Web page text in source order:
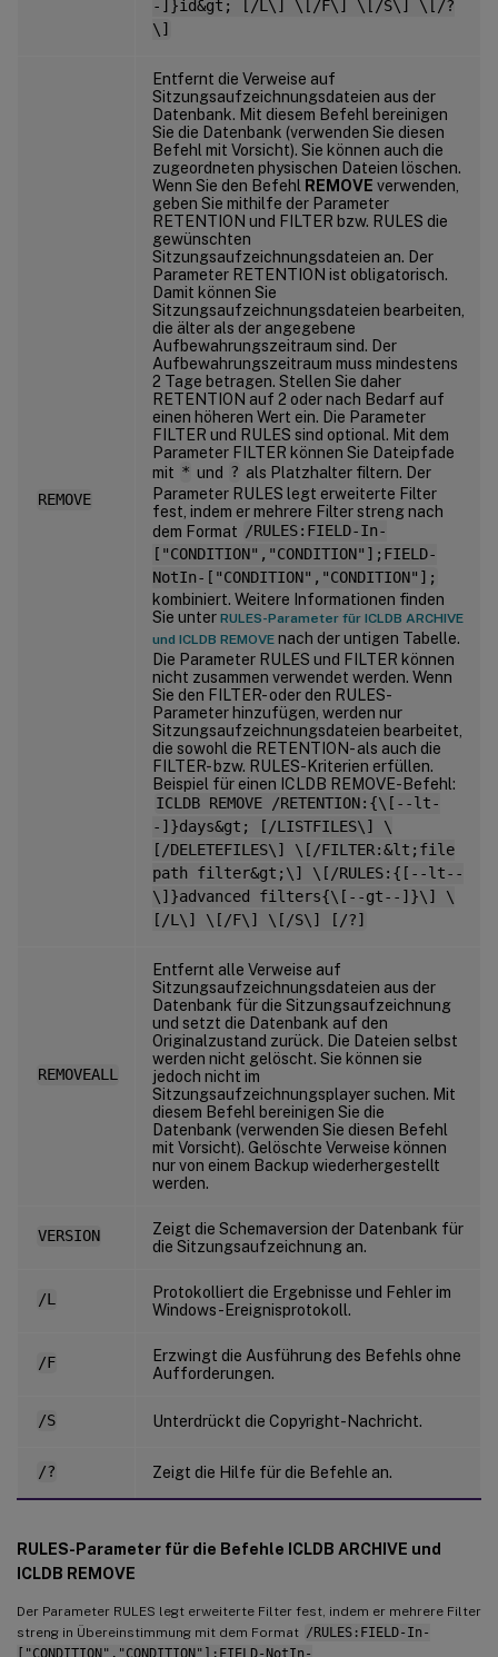
-]}id&gt; [/L\] \[/F\] \[/S\] \[/?
\]
REMOVE
Entfernt die Verweise auf
Sitzungsaufzeichnungsdateien aus der
Datenbank. Mit diesem Befehl bereinigen
Sie die Datenbank (verwenden Sie diesen
Befehl mit Vorsicht). Sie können auch die
zugeordneten physischen Dateien löschen.
Wenn Sie den Befehl REMOVE verwenden,
geben Sie mithilfe der Parameter
RETENTION und FILTER bzw. RULES die
gewünschten
Sitzungsaufzeichnungsdateien an. Der
Parameter RETENTION ist obligatorisch.
Damit können Sie
Sitzungsaufzeichnungsdateien bearbeiten,
die älter als der angegebene
Aufbewahrungszeitraum sind. Der
Aufbewahrungszeitraum muss mindestens
2 Tage betragen. Stellen Sie daher
RETENTION auf 2 oder nach Bedarf auf
einen höheren Wert ein. Die Parameter
FILTER und RULES sind optional. Mit dem
Parameter FILTER können Sie Dateipfade
mit * und ? als Platzhalter filtern. Der
Parameter RULES legt erweiterte Filter
fest, indem er mehrere Filter streng nach
dem Format /RULES:FIELD-In-
["CONDITION","CONDITION"];FIELD-
NotIn-["CONDITION","CONDITION"];
kombiniert. Weitere Informationen finden
Sie unter RULES-Parameter für ICLDB ARCHIVE
und ICLDB REMOVE nach der untigen Tabelle.
Die Parameter RULES und FILTER können
nicht zusammen verwendet werden. Wenn
Sie den FILTER- oder den RULES-
Parameter hinzufügen, werden nur
Sitzungsaufzeichnungsdateien bearbeitet,
die sowohl die RETENTION- als auch die
FILTER- bzw. RULES-Kriterien erfüllen.
Beispiel für einen ICLDB REMOVE-Befehl:
ICLDB REMOVE /RETENTION:{\[--lt-
-]}days&gt; [/LISTFILES\] \
[/DELETEFILES\] \[/FILTER:&lt;file
path filter&gt;\] \[/RULES:{[--lt--
\]}advanced filters{\[--gt--]}\] \
[/L\] \[/F\] \[/S\] [/?]
REMOVEALL
Entfernt alle Verweise auf
Sitzungsaufzeichnungsdateien aus der
Datenbank für die Sitzungsaufzeichnung
und setzt die Datenbank auf den
Originalzustand zurück. Die Dateien selbst
werden nicht gelöscht. Sie können sie
jedoch nicht im
Sitzungsaufzeichnungsplayer suchen. Mit
diesem Befehl bereinigen Sie die
Datenbank (verwenden Sie diesen Befehl
mit Vorsicht). Gelöschte Verweise können
nur von einem Backup wiederhergestellt
werden.
VERSION
Zeigt die Schemaversion der Datenbank für
die Sitzungsaufzeichnung an.
/L
Protokolliert die Ergebnisse und Fehler im
Windows-Ereignisprotokoll.
/F
Erzwingt die Ausführung des Befehls ohne
Aufforderungen.
/S Unterdrückt die Copyright-Nachricht.
/? Zeigt die Hilfe für die Befehle an.
RULES-Parameter für die Befehle ICLDB ARCHIVE und
ICLDB REMOVE
Der Parameter RULES legt erweiterte Filter fest, indem er mehrere Filter
streng in Übereinstimmung mit dem Format /RULES:FIELD-In-
["CONDITION","CONDITION"];FIELD-NotIn-